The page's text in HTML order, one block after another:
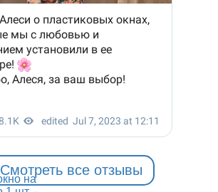
Смотреть все отзывы